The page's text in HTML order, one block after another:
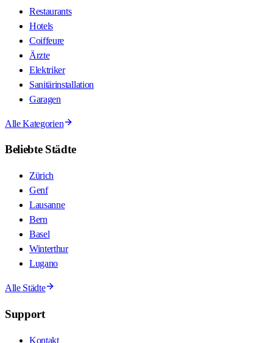
Restaurants
Hotels
Coiffeure
Ärzte
Elektriker
Sanitärinstallation
Garagen
Alle Kategorien
Beliebte Städte
Zürich
Genf
Lausanne
Bern
Basel
Winterthur
Lugano
Alle Städte
Support
Kontakt